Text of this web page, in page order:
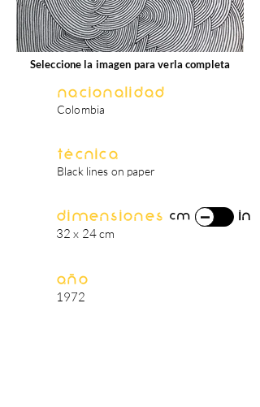
Seleccione la imagen para verla completa
Nacionalidad
Colombia
Técnica
Black lines on paper
Dimensiones
32 x 24 cm
cm in
Año
1972